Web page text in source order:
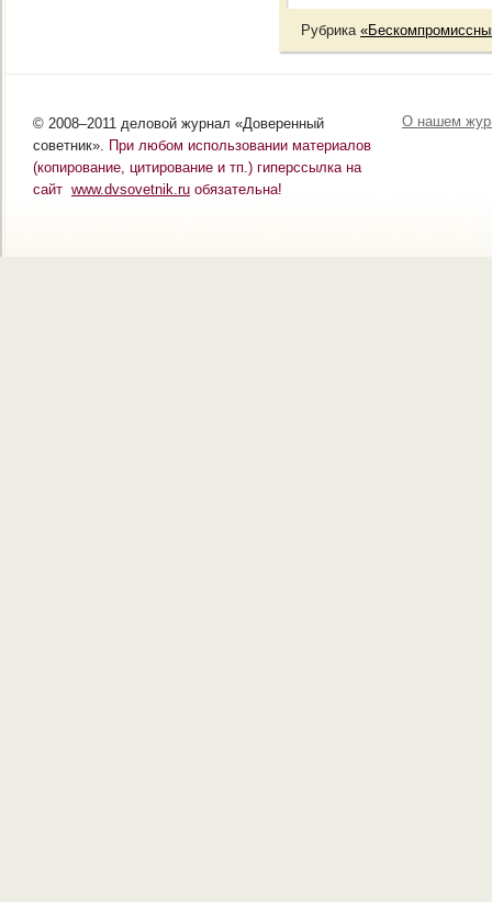
Рубрика
© 2008–2011 деловой журнал «Доверенный
советник». При любом использовании материалов
(копирование, цитирование и тп.) гиперссылка на
сайт www.dvsovetnik.ru обязательна!
О нашем